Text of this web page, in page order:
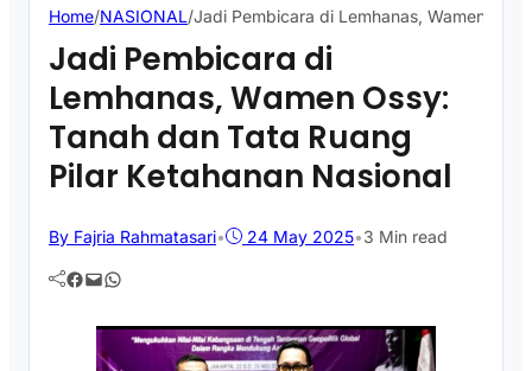
Home/NASIONAL/Jadi Pembicara di Lemhanas, Wamen
Jadi Pembicara di
Lemhanas, Wamen Ossy:
Tanah dan Tata Ruang
Pilar Ketahanan Nasional
By Fajria Rahmatasari• 24 May 2025•3 Min read
Facebook Mail WhatsApp